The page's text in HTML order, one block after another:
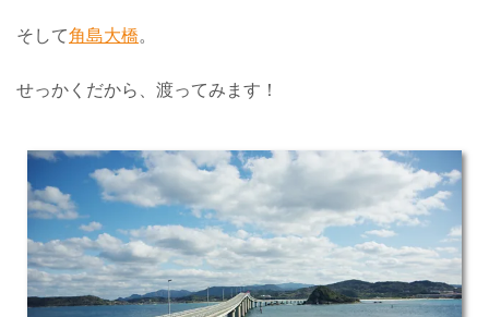
そして角島大橋。
せっかくだから、渡ってみます！